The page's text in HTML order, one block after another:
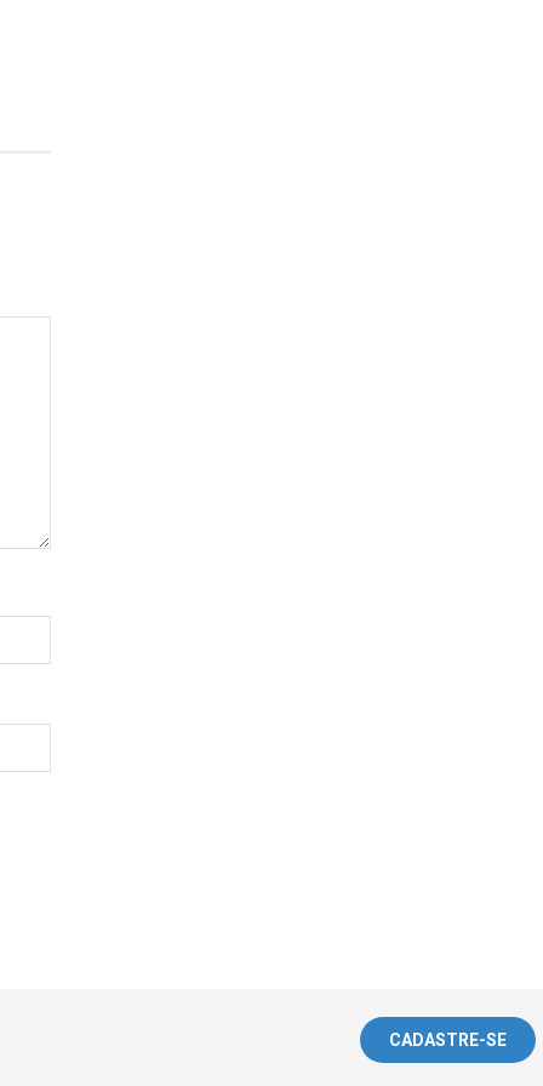
CADASTRE-SE